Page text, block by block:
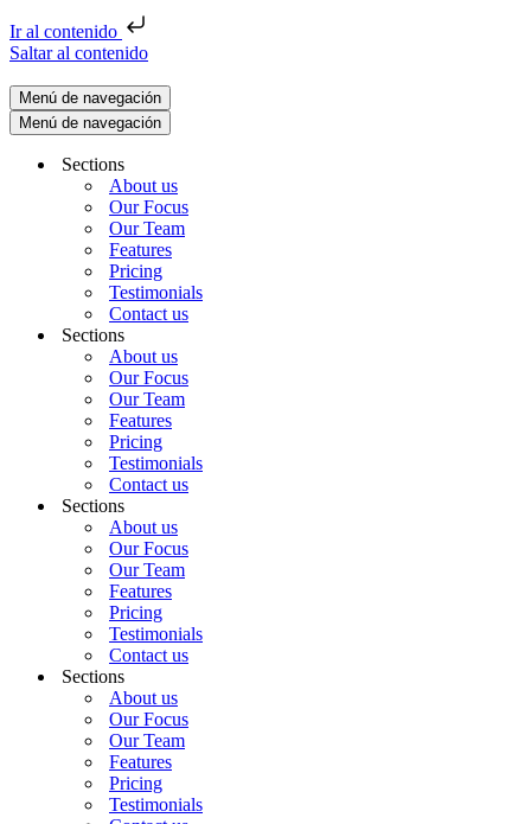
Ir al contenido
Saltar al contenido
Menú de navegación
Menú de navegación
Sections
About us
Our Focus
Our Team
Features
Pricing
Testimonials
Contact us
Sections
About us
Our Focus
Our Team
Features
Pricing
Testimonials
Contact us
Sections
About us
Our Focus
Our Team
Features
Pricing
Testimonials
Contact us
Sections
About us
Our Focus
Our Team
Features
Pricing
Testimonials